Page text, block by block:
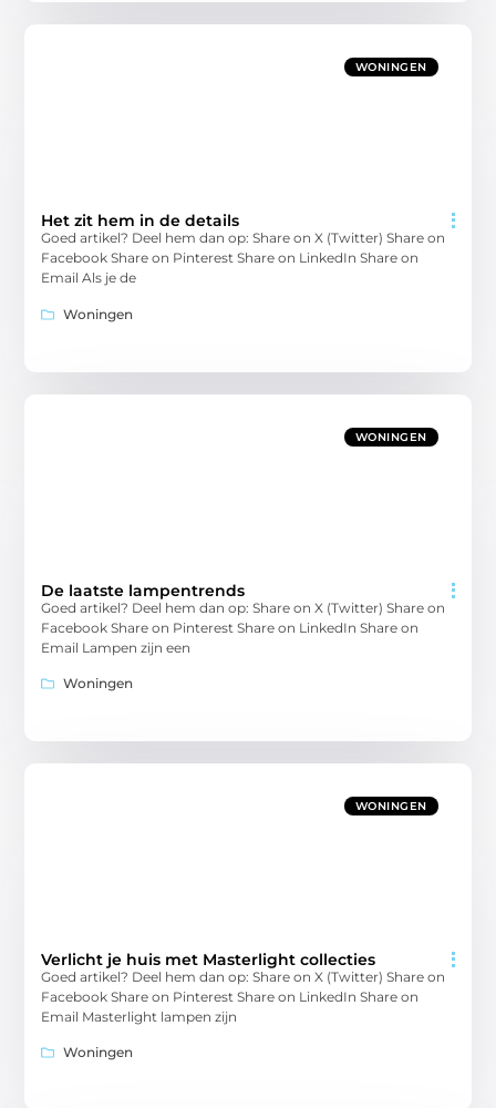
WONINGEN
Het zit hem in de details
Goed artikel? Deel hem dan op: Share on X (Twitter) Share on
Facebook Share on Pinterest Share on LinkedIn Share on
Email Als je de
Woningen
WONINGEN
De laatste lampentrends
Goed artikel? Deel hem dan op: Share on X (Twitter) Share on
Facebook Share on Pinterest Share on LinkedIn Share on
Email Lampen zijn een
Woningen
WONINGEN
Verlicht je huis met Masterlight collecties
Goed artikel? Deel hem dan op: Share on X (Twitter) Share on
Facebook Share on Pinterest Share on LinkedIn Share on
Email Masterlight lampen zijn
Woningen